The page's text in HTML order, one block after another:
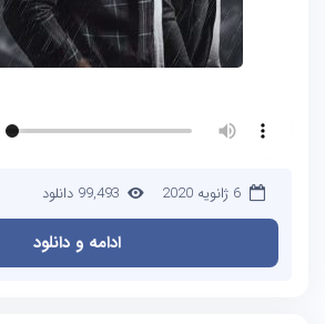
6 ژانویه 2020 99,493 دانلود
ادامه و دانلود